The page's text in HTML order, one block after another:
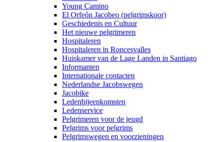
Young Camino
El Orfeón Jacobeo (pelgrimskoor)
Geschiedenis en Cultuur
Het nieuwe pelgrimeren
Hospitaleren
Hospitaleren in Roncesvalles
Huiskamer van de Lage Landen in Santiago
Informanten
Internationale contacten
Nederlandse Jacobswegen
Jacobike
Ledenbijeenkomsten
Ledenservice
Pelgrimeren voor de jeugd
Pelgrims voor pelgrims
Pelgrimswegen en voorzieningen